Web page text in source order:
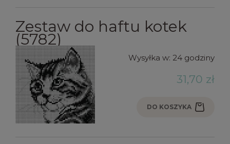
Zestaw do haftu kotek
(5782)
Wysyłka w: 24 godziny
31,70 zł
DO KOSZYKA